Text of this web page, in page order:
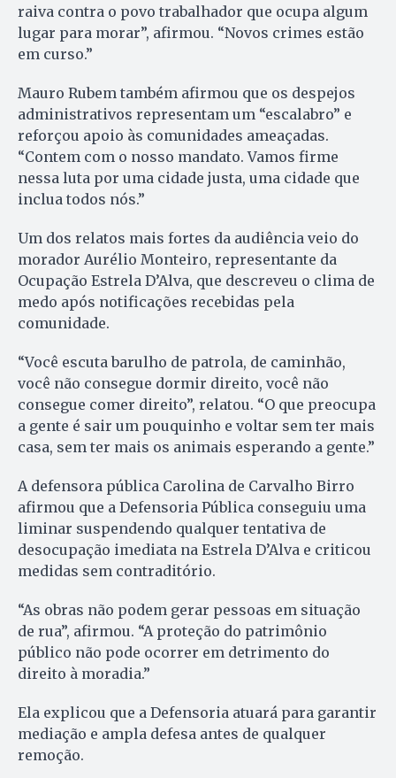
raiva contra o povo trabalhador que ocupa algum
lugar para morar”, afirmou. “Novos crimes estão
em curso.”
Mauro Rubem também afirmou que os despejos
administrativos representam um “escalabro” e
reforçou apoio às comunidades ameaçadas.
“Contem com o nosso mandato. Vamos firme
nessa luta por uma cidade justa, uma cidade que
inclua todos nós.”
Um dos relatos mais fortes da audiência veio do
morador Aurélio Monteiro, representante da
Ocupação Estrela D’Alva, que descreveu o clima de
medo após notificações recebidas pela
comunidade.
“Você escuta barulho de patrola, de caminhão,
você não consegue dormir direito, você não
consegue comer direito”, relatou. “O que preocupa
a gente é sair um pouquinho e voltar sem ter mais
casa, sem ter mais os animais esperando a gente.”
A defensora pública Carolina de Carvalho Birro
afirmou que a Defensoria Pública conseguiu uma
liminar suspendendo qualquer tentativa de
desocupação imediata na Estrela D’Alva e criticou
medidas sem contraditório.
“As obras não podem gerar pessoas em situação
de rua”, afirmou. “A proteção do patrimônio
público não pode ocorrer em detrimento do
direito à moradia.”
Ela explicou que a Defensoria atuará para garantir
mediação e ampla defesa antes de qualquer
remoção.